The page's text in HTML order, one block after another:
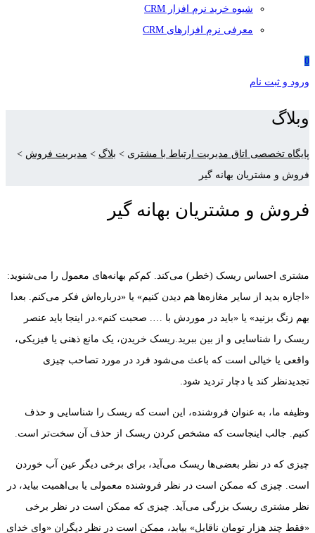
شیوه خرید نرم افزار CRM
معرفی نرم افزارهای CRM
0
ورود و ثبت نام
وبلاگ
پایگاه تخصصی اتاق مدیریت ارتباط با مشتری > بلاگ > مدیریت فروش >
فروش و مشتریان بهانه گیر
فروش و مشتریان بهانه گیر
مشتری احساس ریسک (خطر) می‌کند. کم‌کم بهانه‌های معمول را می‌شنوید:
«اجازه بدید از سایر مغازه‌ها هم دیدن کنیم» یا «درباره‌اش فکر می‌کنم. بعدا
بهم زنگ بزنید» یا «باید در موردش با …. صحبت کنم».در اینجا باید عنصر
ریسک را شناسایی و از بین ببرید.ریسک خریدن، یک مانع ذهنی یا فیزیکی،
واقعی یا خیالی است که باعث می‌شود فرد در مورد تصاحب چیزی
تجدیدنظر کند یا دچار تردید شود.
وظیفه ما، به عنوان فروشنده، این است که ریسک را شناسایی و حذف
کنیم. جالب اینجاست که مشخص کردن ریسک از حذف آن سخت‌تر است.
چیزی که در نظر بعضی‌ها ریسک می‌آید، برای برخی دیگر عین آب خوردن
است. چیزی که ممکن است در نظر فروشنده معمولی یا بی‌اهمیت بیاید، در
نظر مشتری ریسک بزرگی می‌آید. چیزی که ممکن است در نظر برخی
«فقط چند هزار تومان ناقابل» بیابد، ممکن است در نظر دیگران «وای خدای